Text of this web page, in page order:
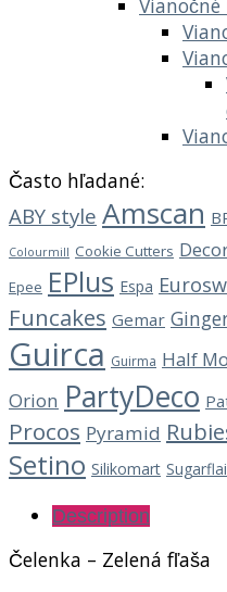
Často hľadané:
ABY style Amscan
Colourmill Cookie Cutters
Epee EPlus Espa
Funcakes Gemar
Guirca Guirma Half
Orion PartyDeco
Procos Pyramid
Setino Silikomart
Description
Čelenka – Zelená fľaša